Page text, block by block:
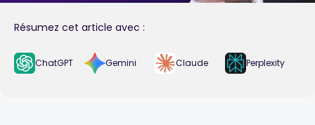
Résumez cet article avec :
ChatGPT Gemini Claude Perplexity